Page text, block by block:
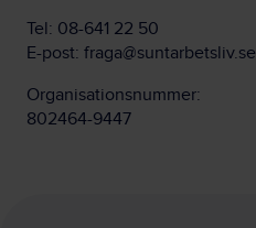
Tel: 08-641 22 50
E-post: fraga@suntarbetsliv.se
Organisationsnummer:
802464-9447